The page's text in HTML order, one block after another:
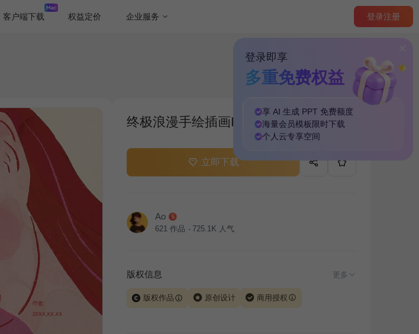
客户端下载 权益定价 企业服务 登录注册
登录即享
多重免费权益
享 AI 生成 PPT 免费额度
海量会员模板 限时下载
个人云专享空间
终极浪漫手绘插画PPT主题
立即下载
Ao
621 作品 725.1K 人气
版权信息 更多
版权作品 原创设计 商用授权